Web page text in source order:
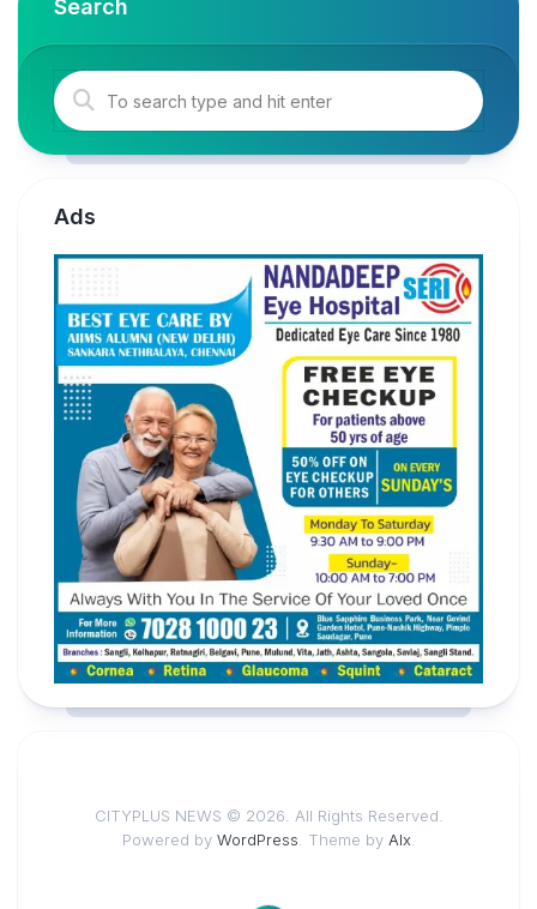
Search
Ads
CITYPLUS NEWS © 2026. All Rights Reserved.
Powered by WordPress. Theme by Alx.